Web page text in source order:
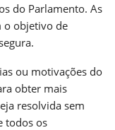
do Parlamento. As
o objetivo de
ou motivações do
obter mais
resolvida sem
todos os